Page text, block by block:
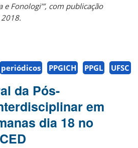
e Fonologi’”, com publicação
periódicos PPGICH PPGL UFSC
da Pós-
em
dia 18 no